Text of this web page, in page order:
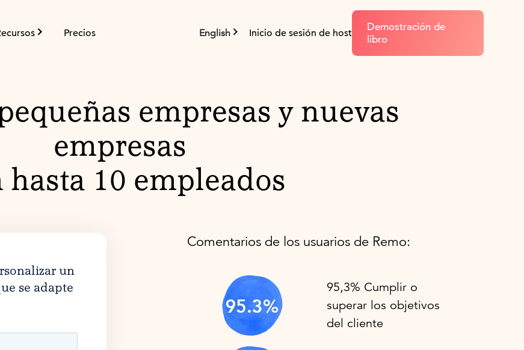
Precios English Inicio de sesión de host
Demostración de
libro
empresas y nuevas
empresas
hasta 10 empleados
un
se adapte
Comentarios de los usuarios de Remo:
95,3% Cumplir o
superar los objetivos
del cliente